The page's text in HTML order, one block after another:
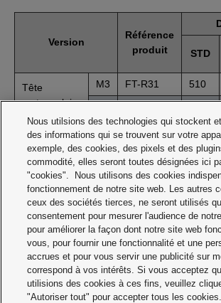
Version
Référence
produit
STD
Tête
rectangulaire
M3 FT-R31 510
* La longueur du câble de la fibre limite
détection.
Version filetée
Nous utilsions des technologies qui stockent
des informations qui se trouvent sur votre
exemple, des cookies, des pixels et des
commodité, elles seront toutes désignées ici
"cookies". Nous utilisons des cookies
fonctionnement de notre site web. Les autres
ceux des sociétés tierces, ne seront utilisés
consentement pour mesurer l'audience de
pour améliorer la façon dont notre site web
vous, pour fournir une fonctionnalité et une
accrues et pour vous servir une publicité sur
correspond à vos intérêts. Si vous acceptez
utilisions des cookies à ces fins, veuillez
"Autoriser tout" pour accepter tous les